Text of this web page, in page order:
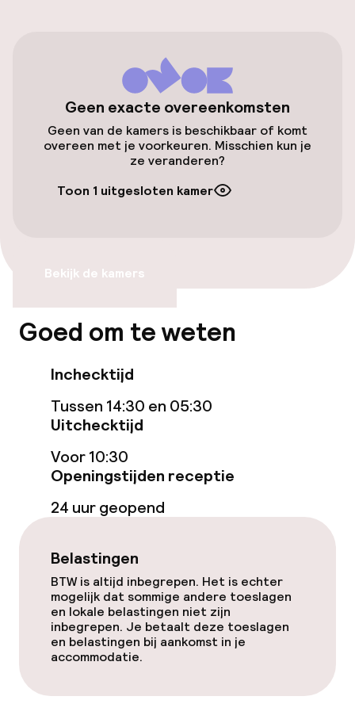
Entertainment
Gratis wifi
Tuin
Terras
Bar
Beleid
Overal rookvrij
Geen exacte overeenkomsten
Geen van de kamers is beschikbaar of komt
overeen met je voorkeuren. Misschien kun je
ze veranderen?
Toon 1 uitgesloten kamer
Bekijk de kamers
Goed om te weten
Inchecktijd
Tussen 14:30 en 05:30
Uitchecktijd
Voor 10:30
Openingstijden receptie
24 uur geopend
Belastingen
BTW is altijd inbegrepen. Het is echter
mogelijk dat sommige andere toeslagen
en lokale belastingen niet zijn
inbegrepen. Je betaalt deze toeslagen
en belastingen bij aankomst in je
accommodatie.